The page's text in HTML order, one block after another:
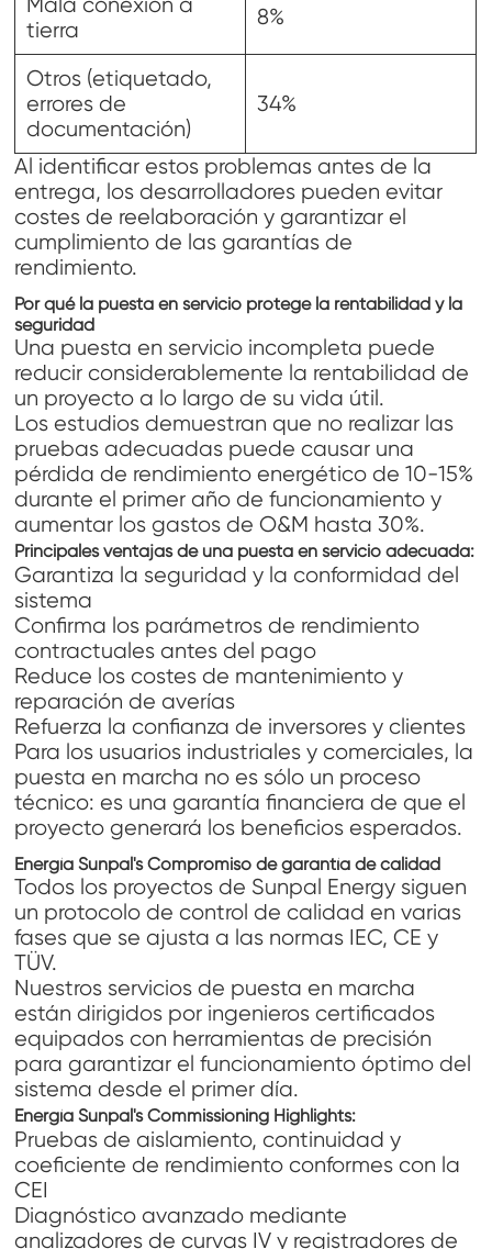
tierra
8%
Otros (etiquetado,
errores de
documentación)
34%
Al identificar estos problemas antes de la
entrega, los desarrolladores pueden evitar
costes de reelaboración y garantizar el
cumplimiento de las garantías de
rendimiento.
Por qué la puesta en servicio protege la rentabilidad y la
seguridad
Una puesta en servicio incompleta puede
reducir considerablemente la rentabilidad de
un proyecto a lo largo de su vida útil.
Los estudios demuestran que no realizar las
pruebas adecuadas puede causar una
pérdida de rendimiento energético de 10-15%
durante el primer año de funcionamiento y
aumentar los gastos de O&M hasta 30%.
Principales ventajas de una puesta en servicio adecuada:
Garantiza la seguridad y la conformidad del
sistema
Confirma los parámetros de rendimiento
contractuales antes del pago
Reduce los costes de mantenimiento y
reparación de averías
Refuerza la confianza de inversores y clientes
Para los usuarios industriales y comerciales, la
puesta en marcha no es sólo un proceso
técnico: es una garantía financiera de que el
proyecto generará los beneficios esperados.
Energía Sunpal's Compromiso de garantía de calidad
Todos los proyectos de Sunpal Energy siguen
un protocolo de control de calidad en varias
fases que se ajusta a las normas IEC, CE y
TÜV.
Nuestros servicios de puesta en marcha
están dirigidos por ingenieros certificados
equipados con herramientas de precisión
para garantizar el funcionamiento óptimo del
sistema desde el primer día.
Energía Sunpal's Commissioning Highlights:
Pruebas de aislamiento, continuidad y
coeficiente de rendimiento conformes con la
CEI
Diagnóstico avanzado mediante
analizadores de curvas IV y registradores de